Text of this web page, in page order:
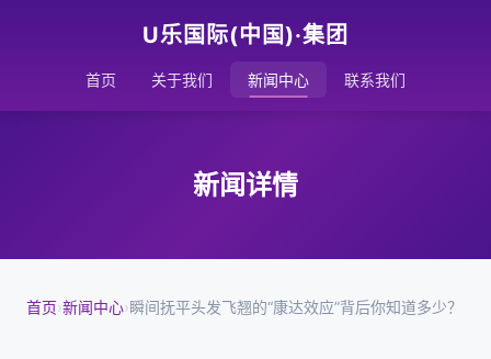
U乐国际(中国)·集团
首页 关于我们 新闻中心 联系我们
新闻详情
首页›新闻中心›瞬间抚平头发飞翘的“康达效应”背后你知道多少？